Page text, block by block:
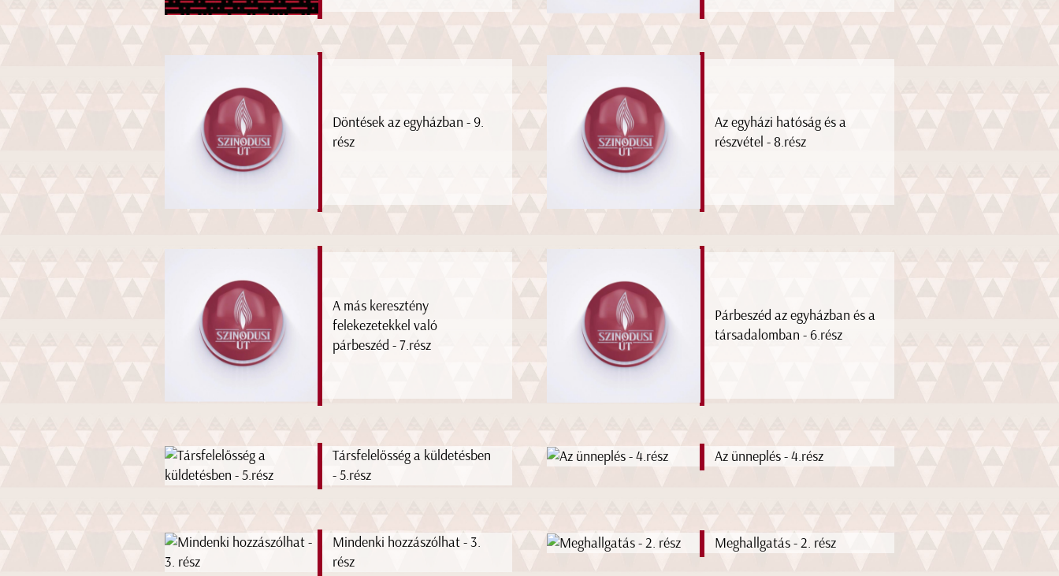
Döntések az egyházban - 9.
rész
Az egyházi hatóság és a
részvétel - 8.rész
A más keresztény
felekezetekkel való
párbeszéd - 7.rész
Párbeszéd az egyházban és a
társadalomban - 6.rész
Társfelelősség a küldetésben
- 5.rész
Az ünneplés - 4.rész
Mindenki hozzászólhat - 3.
rész
Meghallgatás - 2. rész